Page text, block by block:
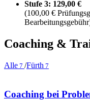
Stufe 3: 129,00 €
(100,00 €
Coaching &
Alle 7 /Fürth 7
Coaching bei